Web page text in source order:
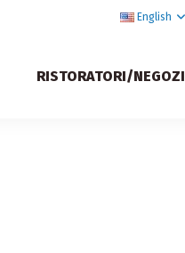
English
RISTORATORI/NEGOZI